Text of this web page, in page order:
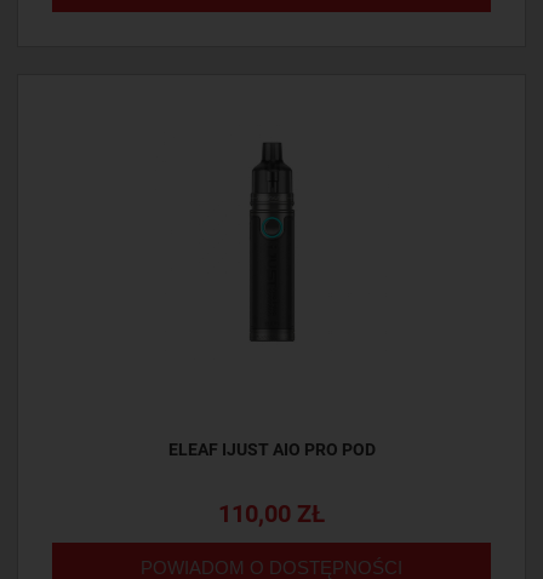
ELEAF IJUST AIO PRO POD
110,00 ZŁ
POWIADOM O DOSTĘPNOŚCI